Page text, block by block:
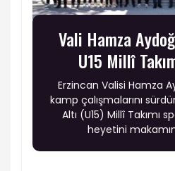
Vali Hamza
U15 Millî
Erzincan Valisi Hamza
kamp çalışmalarını
Altı (U15) Millî Takımı
heyetini